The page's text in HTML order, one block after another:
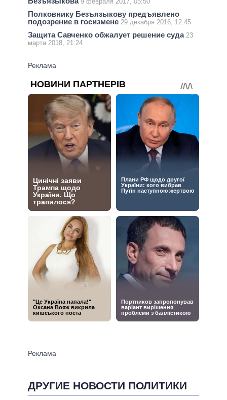
Полковнику Безъязыкову предъявлено
подозрение в госизмене 29 декабря 2016, 12:45
Защита Савченко обжалует решение суда 23
марта 2018, 21:24
ДРУГИЕ НОВОСТИ ПОЛИТИКИ